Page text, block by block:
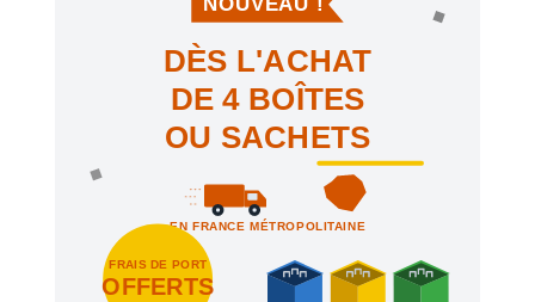
DÈS L'ACHAT
DE 4 BOÎTES
OU SACHETS
EN FRANCE MÉTROPOLITAINE
FRAIS DE PORT
OFFERTS